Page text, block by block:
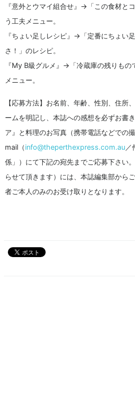
『意外とウマイ組合せ』→「この食材と
う工夫メニュー。
『ちょい足しレシピ』→「定番にちょい
さ！」のレシピ。
『My B級グルメ』→「冷蔵庫の残りもの
メニュー。
【応募方法】お名前、年齢、性別、住所
ームを明記し、本誌への感想を必ずお書
ア』と料理のお写真（携帯電話などでの
mail（info@theperthexpress.com.au／
係」）にて下記の宛先までご応募下さい
らせて頂きます）には、本誌編集部から
者ご本人のみのお受け取りとなります。